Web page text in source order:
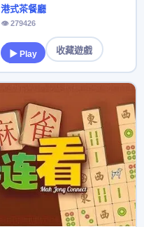
港式茶餐廳
👁 279426
▶ Play 收藏遊戲